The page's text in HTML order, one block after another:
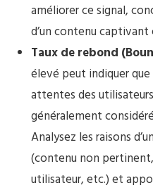
améliorer ce signal,
d’un contenu
Taux de rebond
élevé peut indiquer
attentes des
généralement
Analysez les raisons
(contenu non
utilisateur, etc.) et